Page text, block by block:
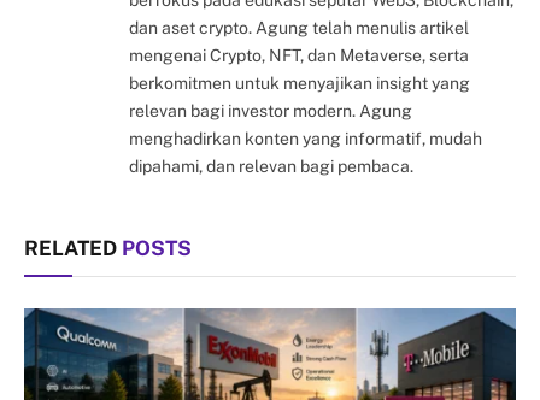
dan aset crypto. Agung telah menulis artikel
mengenai Crypto, NFT, dan Metaverse, serta
berkomitmen untuk menyajikan insight yang
relevan bagi investor modern. Agung
menghadirkan konten yang informatif, mudah
dipahami, dan relevan bagi pembaca.
RELATED POSTS